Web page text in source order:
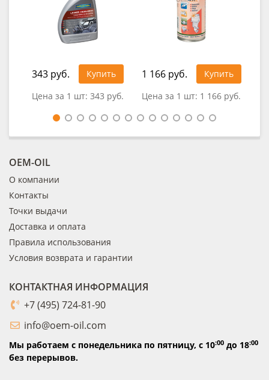
343 руб.
Купить
Цена за 1 шт: 343 руб.
1 166 руб.
Купить
Цена за 1 шт: 1 166 руб.
OEM-OIL
О компании
Контакты
Точки выдачи
Доставка и оплата
Правила использования
Условия возврата и гарантии
КОНТАКТНАЯ ИНФОРМАЦИЯ
+7 (495) 724-81-90
info@oem-oil.com
Мы работаем с понедельника по пятницу, с 10:00 до 18:00
без перерывов.